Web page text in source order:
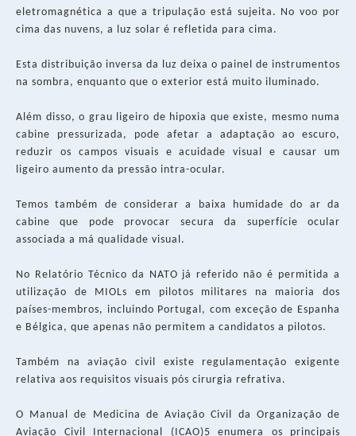
eletromagnética a que a tripulação está sujeita. No voo por
cima das nuvens, a luz solar é refletida para cima.
Esta distribuição inversa da luz deixa o painel de instrumentos
na sombra, enquanto que o exterior está muito iluminado.
Além disso, o grau ligeiro de hipoxia que existe, mesmo numa
cabine pressurizada, pode afetar a adaptação ao escuro,
reduzir os campos visuais e acuidade visual e causar um
ligeiro aumento da pressão intra-ocular.
Temos também de considerar a baixa humidade do ar da
cabine que pode provocar secura da superfície ocular
associada a má qualidade visual.
No Relatório Técnico da NATO já referido não é permitida a
utilização de MIOLs em pilotos militares na maioria dos
países-membros, incluindo Portugal, com exceção de Espanha
e Bélgica, que apenas não permitem a candidatos a pilotos.
Também na aviação civil existe regulamentação exigente
relativa aos requisitos visuais pós cirurgia refrativa.
O Manual de Medicina de Aviação Civil da Organização de
Aviação Civil Internacional (ICAO)5 enumera os principais